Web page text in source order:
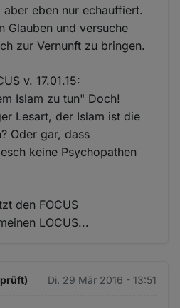
eben nur echauffiert.
Glauben und versuche
zur Vernunft zu bringen.
v. 17.01.15:
Islam zu tun" Doch!
Lesart, der Islam ist die
Oder gar, dass
keine Psychopathen
den FOCUS
LOCUS...
Di. 29 Mär 2016 - 13:51